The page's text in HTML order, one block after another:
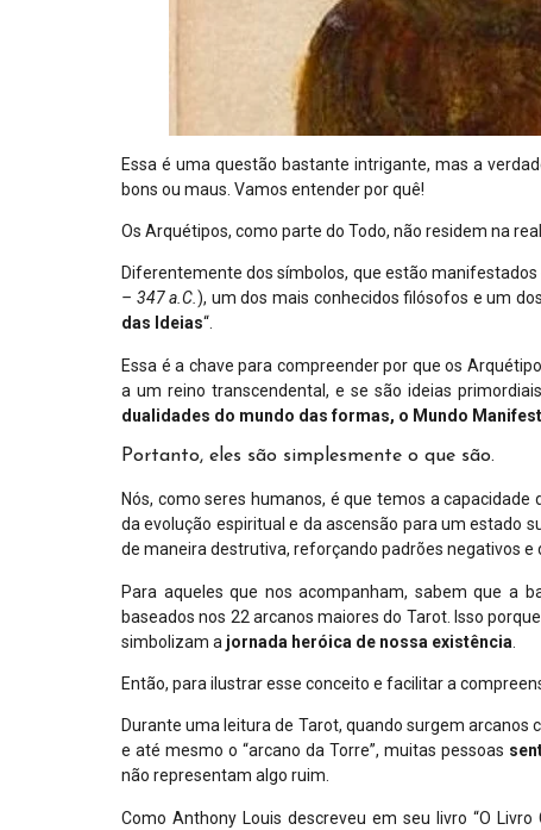
Essa é uma questão bastante intrigante, mas a
bons ou maus. Vamos entender por quê!
Os Arquétipos, como parte do Todo, não residem na
Diferentemente dos símbolos, que estão manifestados
– 347 a.C.), um dos mais conhecidos filósofos e um
das Ideias“.
Essa é a chave para compreender por que os
a um reino transcendental, e se são ideias
dualidades do mundo das formas, o Mundo
Portanto, eles são simplesmente o que são.
Nós, como seres humanos, é que temos a
da evolução espiritual e da ascensão para um estado
de maneira destrutiva, reforçando padrões negativos e
Para aqueles que nos acompanham, sabem que a
baseados nos 22 arcanos maiores do Tarot. Isso
simbolizam a jornada heróica de nossa existência
Então, para ilustrar esse conceito e facilitar a
Durante uma leitura de Tarot, quando surgem arcanos
e até mesmo o “arcano da Torre”, muitas pessoas
não representam algo ruim.
Como Anthony Louis descreveu em seu livro “O Livro